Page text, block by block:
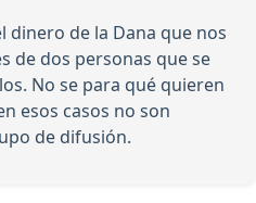
dinero de la Dana que nos
de dos personas que se
No se para qué quieren
esos casos no son
de difusión.